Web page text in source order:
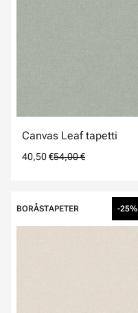
Canvas Leaf tapetti
40,50 €54,00 €
BORÅSTAPETER -25%